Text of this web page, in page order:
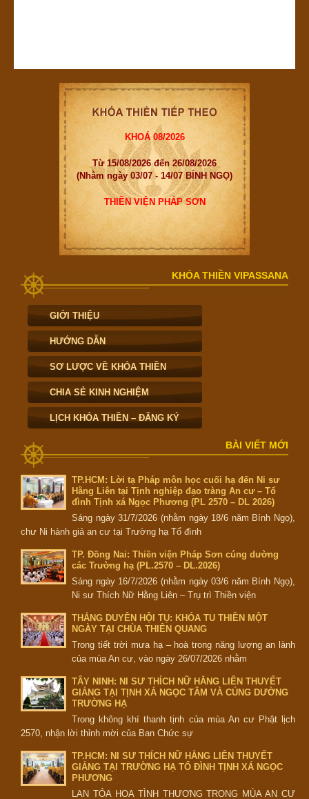
KHOÁ 08/2026
Từ 15/08/2026 đến 26/08/2026
(Nhằm ngày 03/07 - 14/07 BÍNH NGỌ)
THIỀN VIỆN PHÁP SƠN
KHÓA THIỀN VIPASSANA
GIỚI THIỆU
HƯỚNG DẪN
SƠ LƯỢC VỀ KHÓA THIỀN
CHIA SẺ KINH NGHIỆM
LỊCH KHÓA THIỀN – ĐĂNG KÝ
BÀI VIẾT MỚI
TP.HCM: Lời tạ Pháp môn học cuối hạ đến Ni sư
Hằng Liên tại Tịnh nghiệp đạo tràng An cư – Tổ
đình Tịnh xá Ngọc Phương (PL 2570 – DL 2026)
Sáng ngày 31/7/2026 (nhằm ngày 18/6 năm Bính Ngọ),
chư Ni hành giả an cư tại Trường hạ Tổ đình
TP. Đồng Nai: Thiền viện Pháp Sơn cúng dường
các Trường hạ (PL.2570 – DL.2026)
Sáng ngày 16/7/2026 (nhằm ngày 03/6 năm Bính Ngọ),
Ni sư Thích Nữ Hằng Liên – Trụ trì Thiền viện
THẮNG DUYÊN HỘI TỤ: KHÓA TU THIỀN MỘT
NGÀY TẠI CHÙA THIÊN QUANG
Trong tiết trời mưa hạ – hoà trong năng lượng an lành
của mùa An cư, vào ngày 26/07/2026 nhằm
TÂY NINH: NI SƯ THÍCH NỮ HẰNG LIÊN THUYẾT
GIẢNG TẠI TỊNH XÁ NGỌC TÂM VÀ CÚNG DƯỜNG
TRƯỜNG HẠ
Trong không khí thanh tịnh của mùa An cư Phật lịch
2570, nhận lời thỉnh mời của Ban Chức sự
TP.HCM: NI SƯ THÍCH NỮ HẰNG LIÊN THUYẾT
GIẢNG TẠI TRƯỜNG HẠ TỔ ĐÌNH TỊNH XÁ NGỌC
PHƯƠNG
LAN TỎA HOA TÌNH THƯƠNG TRONG MÙA AN CƯ